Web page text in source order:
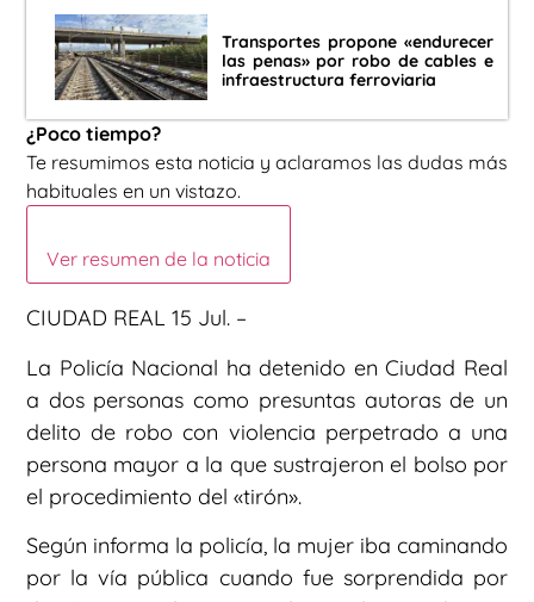
Transportes propone «endurecer
las penas» por robo de cables e
infraestructura ferroviaria
¿Poco tiempo?
Te resumimos esta noticia y aclaramos las dudas más
habituales en un vistazo.
Ver resumen de la noticia
CIUDAD REAL 15 Jul. –
La Policía Nacional ha detenido en Ciudad Real
a dos personas como presuntas autoras de un
delito de robo con violencia perpetrado a una
persona mayor a la que sustrajeron el bolso por
el procedimiento del «tirón».
Según informa la policía, la mujer iba caminando
por la vía pública cuando fue sorprendida por